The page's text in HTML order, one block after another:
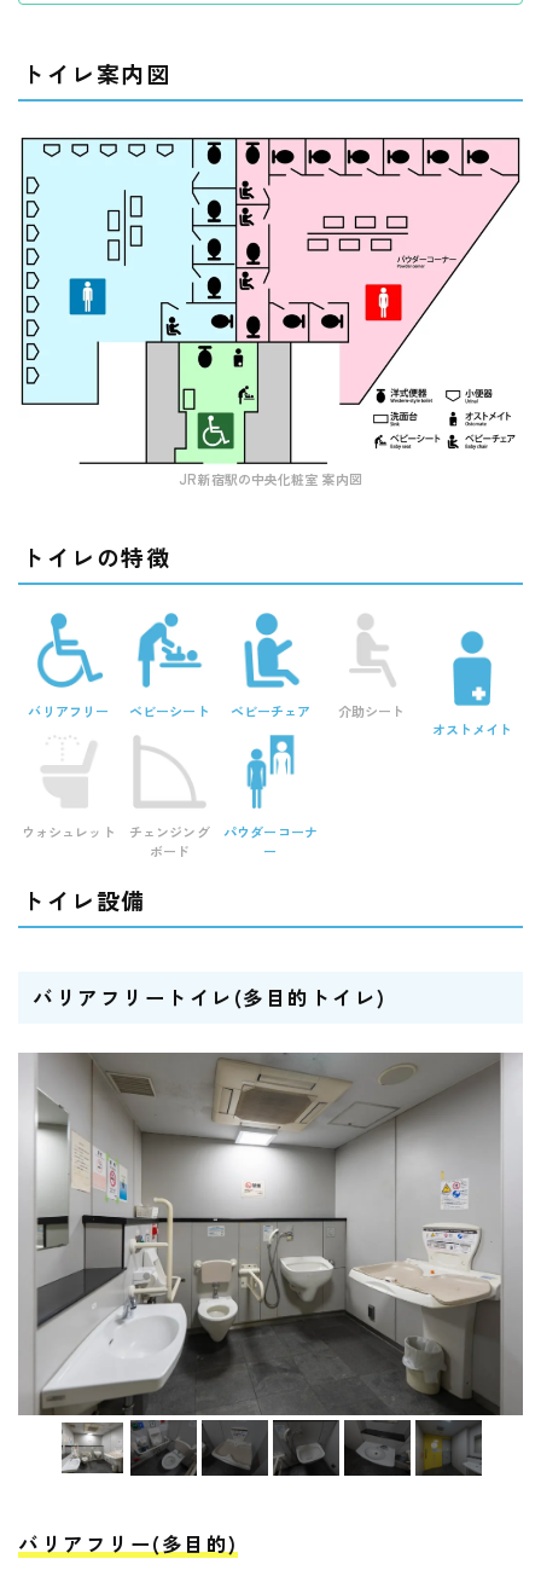
トイレ案内図
JR新宿駅の中央化粧室 案内図
トイレの特徴
バリアフリー
ベビーシート ベビーチェア
介助シート
オストメイト
ウォシュレット
チェンジング
ボード
パウダーコーナ
ー
トイレ設備
バリアフリートイレ(多目的トイレ)
バリアフリー(多目的)